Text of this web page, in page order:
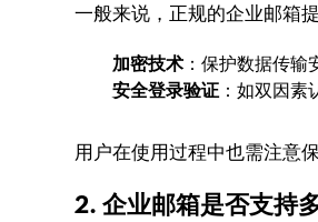
一般来说，正规的企业邮箱
加密技术 ：保护数据传输
安全登录验证 ：如双因素
用户在使用过程中也需注意
2. 企业邮箱是否支持